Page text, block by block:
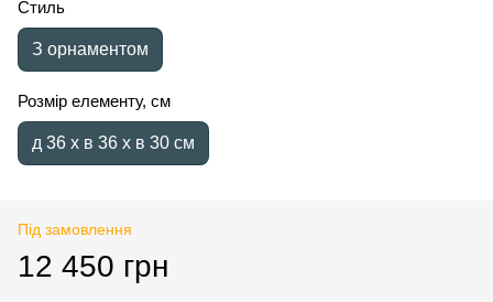
Стиль
З орнаментом
Розмір елементу, см
д 36 x в 36 x в 30 см
Під замовлення
12 450 грн